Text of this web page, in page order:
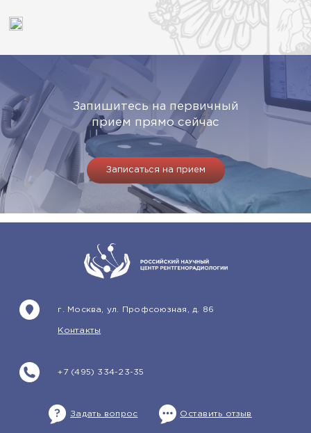
Запишитесь на первичный
прием прямо сейчас
Записаться на прием
+7 (495) 334-23-35
г. Москва, ул. Профсоюзная, д. 86
Контакты
Задать вопрос Оставить отзыв